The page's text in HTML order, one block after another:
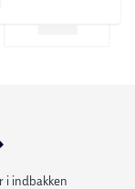
i indbakken